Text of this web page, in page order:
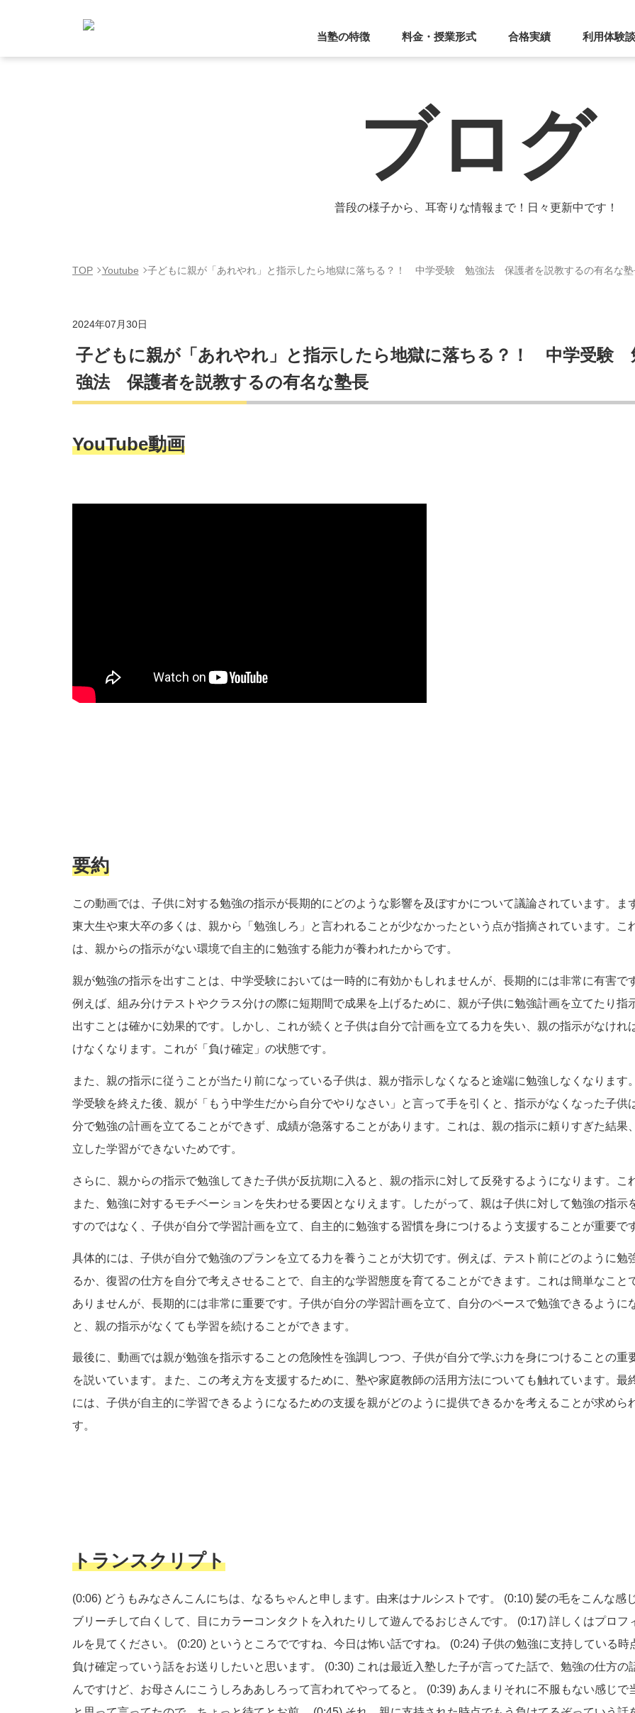
当塾の特徴 料金・授業形式 合格実績 利用体験談
ブログ
普段の様子から、耳寄りな情報まで！日々更新中です！
TOP Youtube 子どもに親が「あれやれ」と指示したら地獄に落ちる？！ 中学受験 勉強法 保護者を説教するの有名な塾
2024年07月30日
子どもに親が「あれやれ」と指示したら地獄に落ちる？！ 中学受験
強法 保護者を説教するの有名な塾長
YouTube動画
要約
この動画では、子供に対する勉強の指示が長期的にどのような影響を及ぼすかについて議論されています。ま
東大生や東大卒の多くは、親から「勉強しろ」と言われることが少なかったという点が指摘されています。こ
は、親からの指示がない環境で自主的に勉強する能力が養われたからです。
親が勉強の指示を出すことは、中学受験においては一時的に有効かもしれませんが、長期的には非常に有害で
例えば、組み分けテストやクラス分けの際に短期間で成果を上げるために、親が子供に勉強計画を立てたり指
出すことは確かに効果的です。しかし、これが続くと子供は自分で計画を立てる力を失い、親の指示がなけれ
けなくなります。これが「負け確定」の状態です。
また、親の指示に従うことが当たり前になっている子供は、親が指示しなくなると途端に勉強しなくなります
学受験を終えた後、親が「もう中学生だから自分でやりなさい」と言って手を引くと、指示がなくなった子供
分で勉強の計画を立てることができず、成績が急落することがあります。これは、親の指示に頼りすぎた結果
立した学習ができないためです。
さらに、親からの指示で勉強してきた子供が反抗期に入ると、親の指示に対して反発するようになります。こ
また、勉強に対するモチベーションを失わせる要因となりえます。したがって、親は子供に対して勉強の指示
すのではなく、子供が自分で学習計画を立て、自主的に勉強する習慣を身につけるよう支援することが重要で
具体的には、子供が自分で勉強のプランを立てる力を養うことが大切です。例えば、テスト前にどのように勉
るか、復習の仕方を自分で考えさせることで、自主的な学習態度を育てることができます。これは簡単なこと
ありませんが、長期的には非常に重要です。子供が自分の学習計画を立て、自分のペースで勉強できるように
と、親の指示がなくても学習を続けることができます。
最後に、動画では親が勉強を指示することの危険性を強調しつつ、子供が自分で学ぶ力を身につけることの重
を説いています。また、この考え方を支援するために、塾や家庭教師の活用方法についても触れています。最
には、子供が自主的に学習できるようになるための支援を親がどのように提供できるかを考えることが求めら
す。
トランスクリプト
(0:06) どうもみなさんこんにちは、なるちゃんと申します。由来はナルシストです。 (0:10) 髪の毛をこんな感
ブリーチして白くして、目にカラーコンタクトを入れたりして遊んでるおじさんです。
(0:17) 詳しくはプロフ
ルを見てください。
(0:20) というところでですね、今日は怖い話ですね。 (0:24) 子供の勉強に支持している時
負け確定っていう話をお送りしたいと思います。
(0:30) これは最近入塾した子が言ってた話で、勉強の仕方の
んですけど、お母さんにこうしろああしろって言われてやってると。
(0:39) あんまりそれに不服もない感じで